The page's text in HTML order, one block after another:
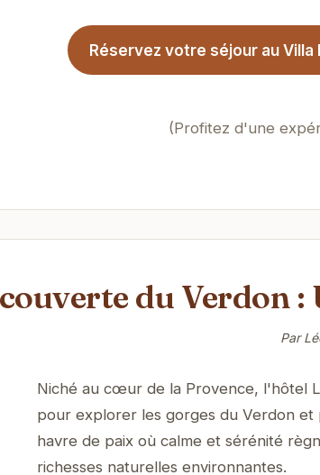
Réservez votre séjour au
(Profitez d'une
du Verdon
Par
Niché au cœur de la Provence, l'hôtel
pour explorer les gorges du Verdon
havre de paix où calme et sérénité
richesses naturelles environnantes.